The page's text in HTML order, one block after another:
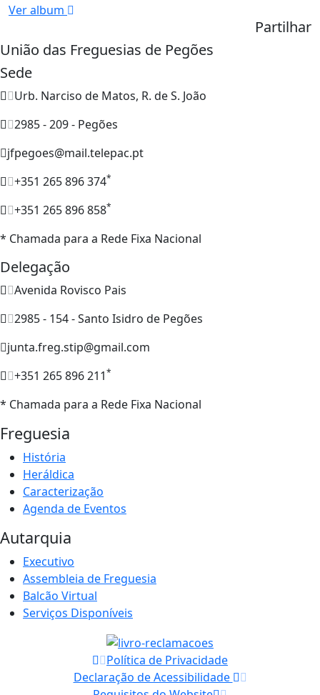
Ver album
Partilhar
União das Freguesias de Pegões
Sede
Urb. Narciso de Matos, R. de S. João
2985 - 209 - Pegões
jfpegoes@mail.telepac.pt
+351 265 896 374*
+351 265 896 858*
* Chamada para a Rede Fixa Nacional
Delegação
Avenida Rovisco Pais
2985 - 154 - Santo Isidro de Pegões
junta.freg.stip@gmail.com
+351 265 896 211*
* Chamada para a Rede Fixa Nacional
Freguesia
História
Heráldica
Caracterização
Agenda de Eventos
Autarquia
Executivo
Assembleia de Freguesia
Balcão Virtual
Serviços Disponíveis
Política de Privacidade
Declaração de Acessibilidade